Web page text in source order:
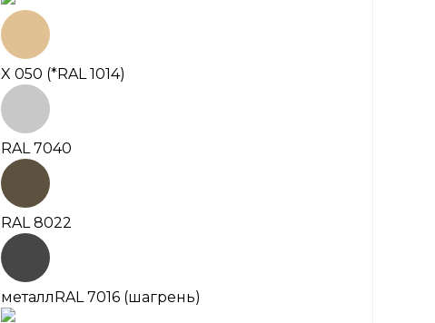
X 050 (*RAL 1014)
RAL 7040
RAL 8022
металлRAL 7016 (шагрень)